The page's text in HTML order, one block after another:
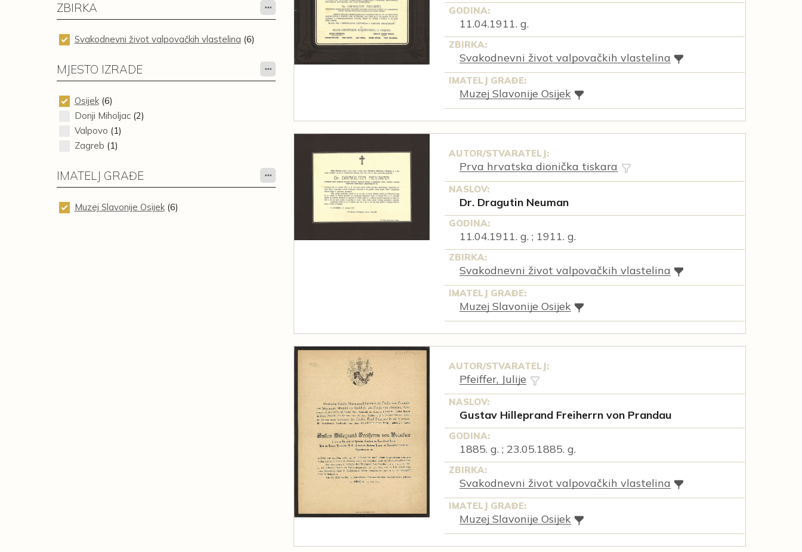
ZBIRKA
Svakodnevni život valpovačkih vlastelina (6)
MJESTO IZRADE
Osijek(6)
Donji Miholjac(2)
Valpovo (1)
Zagreb (1)
IMATELJ GRAĐE
Muzej Slavonije Osijek(6)
GODINA:
11.04.1911. g.
ZBIRKA:
Svakodnevni život valpovačkih vlastelina
IMATELJ GRAĐE:
Muzej Slavonije Osijek
AUTOR/STVARATELJ:
Prva hrvatska dionička tiskara
NASLOV:
Dr. Dragutin Neuman
GODINA:
11.04.1911. g. ; 1911. g.
ZBIRKA:
Svakodnevni život valpovačkih vlastelina
IMATELJ GRAĐE:
Muzej Slavonije Osijek
AUTOR/STVARATELJ:
Pfeiffer, Julije
NASLOV:
Gustav Hilleprand Freiherrn von Prandau
GODINA:
1885. g. ; 23.05.1885. g.
ZBIRKA:
Svakodnevni život valpovačkih vlastelina
IMATELJ GRAĐE:
Muzej Slavonije Osijek